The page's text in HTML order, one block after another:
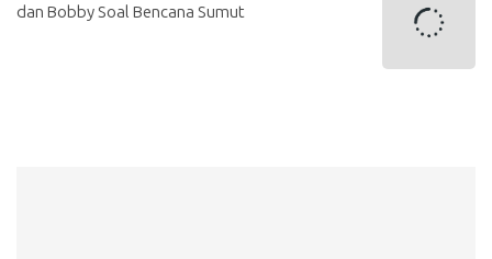
dan Bobby Soal Bencana Sumut